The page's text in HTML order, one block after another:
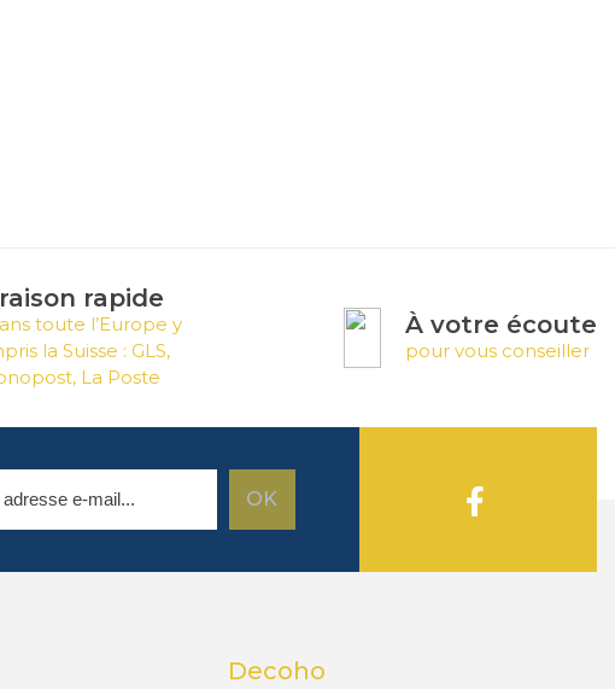
rapide
toute l’Europe y
la Suisse : GLS,
La Poste
À votre écoute
pour vous conseiller
Decoho